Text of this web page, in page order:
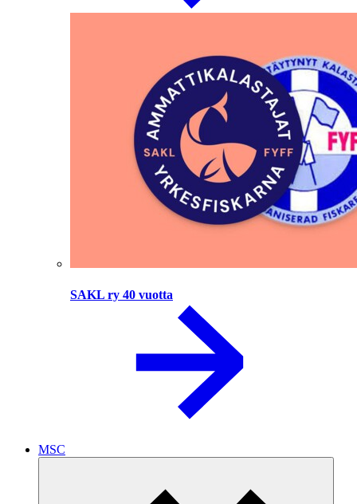
SAKL ry 40 vuotta
MSC